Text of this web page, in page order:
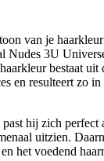
van je
Nudes 3U
bestaat uit
en resulteert zo
hij zich perfect
uitzien.
het voedend